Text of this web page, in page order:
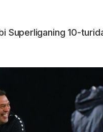
Superliganing 10-